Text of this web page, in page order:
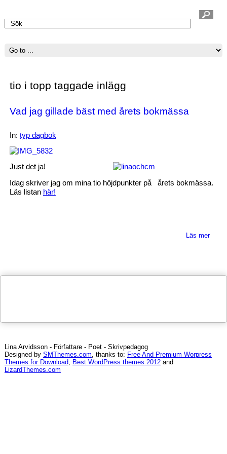
tio i topp taggade inlägg
Vad jag gillade bäst med årets bokmässa
In: typ dagbok
Just det ja!
Idag skriver jag om mina tio höjdpunkter på årets bokmässa.
Läs listan här!
Läs mer
Lina Arvidsson - Författare - Poet - Skrivpedagog
Designed by SMThemes.com, thanks to: Free And Premium Worpress
Themes for Download, Best WordPress themes 2012and
LizardThemes.com